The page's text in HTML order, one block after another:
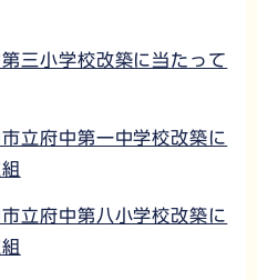
三小学校改築に当たって
市立府中第一中学校改築に
市立府中第八小学校改築に